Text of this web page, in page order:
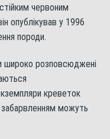
червоним
опублікував у 1996
породи.
широко розповсюджені
креветок
забарвленням можуть